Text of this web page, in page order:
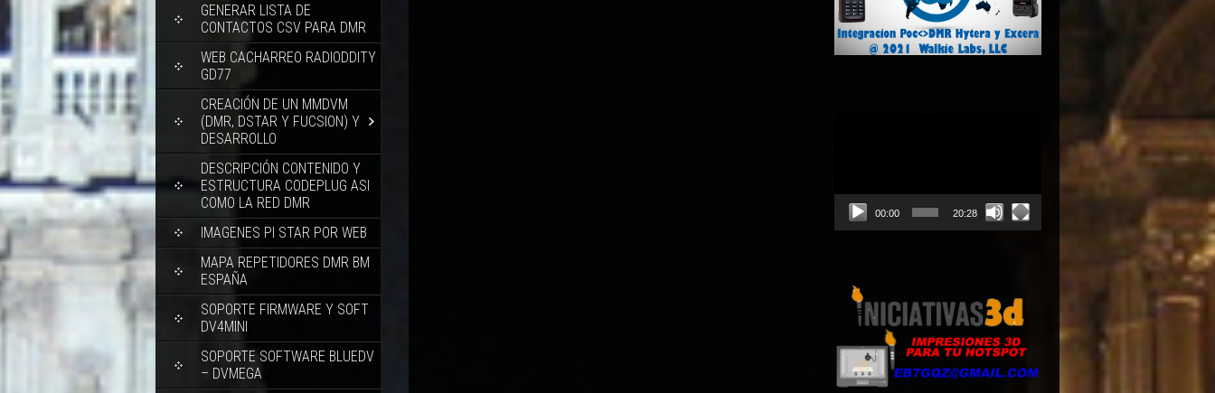
GENERAR LISTA DE
CONTACTOS CSV PARA DMR
WEB CACHARREO RADIODDITY
GD77
CREACIÓN DE UN MMDVM
(DMR, DSTAR Y FUCSION) Y
DESARROLLO
DESCRIPCIÓN CONTENIDO Y
ESTRUCTURA CODEPLUG ASI
COMO LA RED DMR
IMAGENES PI STAR POR WEB
MAPA REPETIDORES DMR BM
ESPAÑA
SOPORTE FIRMWARE Y SOFT
DV4MINI
SOPORTE SOFTWARE BLUEDV
– DVMEGA
00:00 20:28